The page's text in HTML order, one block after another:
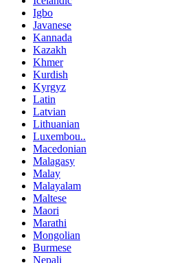
Igbo
Javanese
Kannada
Kazakh
Khmer
Kurdish
Kyrgyz
Latin
Latvian
Lithuanian
Luxembou..
Macedonian
Malagasy
Malay
Malayalam
Maltese
Maori
Marathi
Mongolian
Burmese
Nepali